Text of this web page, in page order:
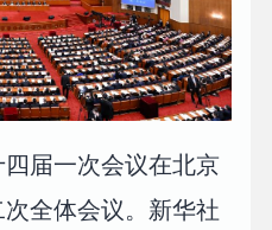
届一次会议在北京
全体会议。新华社